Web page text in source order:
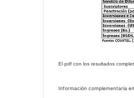
El pdf con los resultados
Información complementaria